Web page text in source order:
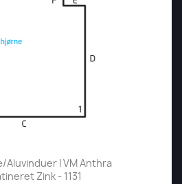
aluvinduer I VM Anthra
Zink - 1131